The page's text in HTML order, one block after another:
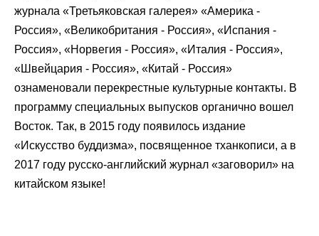
журнала «Третьяковская галерея» «Америка -
Россия», «Великобритания - Россия», «Испания -
Россия», «Норвегия - Россия», «Италия - Россия»,
«Швейцария - Россия», «Китай - Россия»
ознаменовали перекрестные культурные контакты. В
программу специальных выпусков органично вошел
Восток. Так, в 2015 году появилось издание
«Искусство буддизма», посвященное тханкописи, а в
2017 году русско-английский журнал «заговорил» на
китайском языке!